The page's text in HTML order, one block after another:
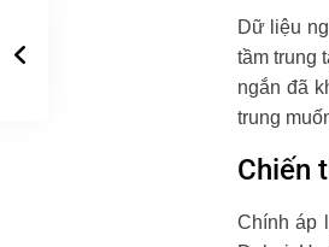
Dữ liệu
tầm trung
ngắn đã
trung
Chiến
Chính áp